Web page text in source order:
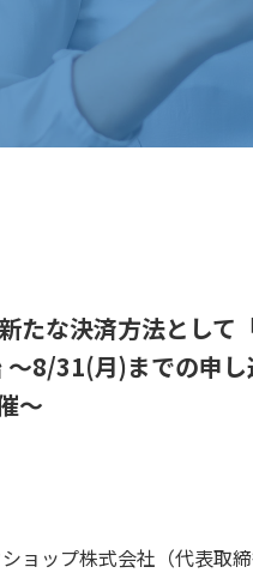
たな決済方法として
8/31(月)までの申
～
ョップ株式会社（代表取